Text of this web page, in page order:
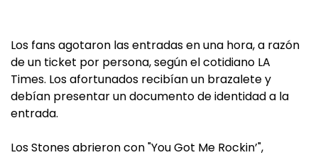
Los fans agotaron las entradas en una hora, a razón
de un ticket por persona, según el cotidiano LA
Times. Los afortunados recibían un brazalete y
debían presentar un documento de identidad a la
entrada.
Los Stones abrieron con "You Got Me Rockin’",